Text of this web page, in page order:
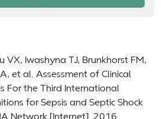
VX, Iwashyna TJ, Brunkhorst FM,
et al. Assessment of Clinical
For the Third International
for Sepsis and Septic Shock
Network [Internet]. 2016.